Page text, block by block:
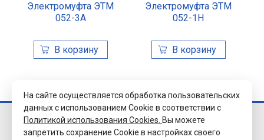
Электромуфта ЭТМ
052-3А
Электромуфта ЭТМ
052-1Н
© 2026 Завод
«Уралэлектромуфта»
На сайте осуществляется обработка пользовательских
данных с использованием Cookie в соответствии с
Политикой использования Cookies. Вы можете
запретить сохранение Cookie в настройках своего